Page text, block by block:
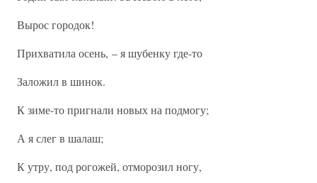
Вырос городок!
Прихватила осень, – я шубенку где-то
Заложил в шинок.
К зиме-то пригнали новых на подмогу;
А я слег в шалаш;
К утру, под рогожей, отморозил ногу,